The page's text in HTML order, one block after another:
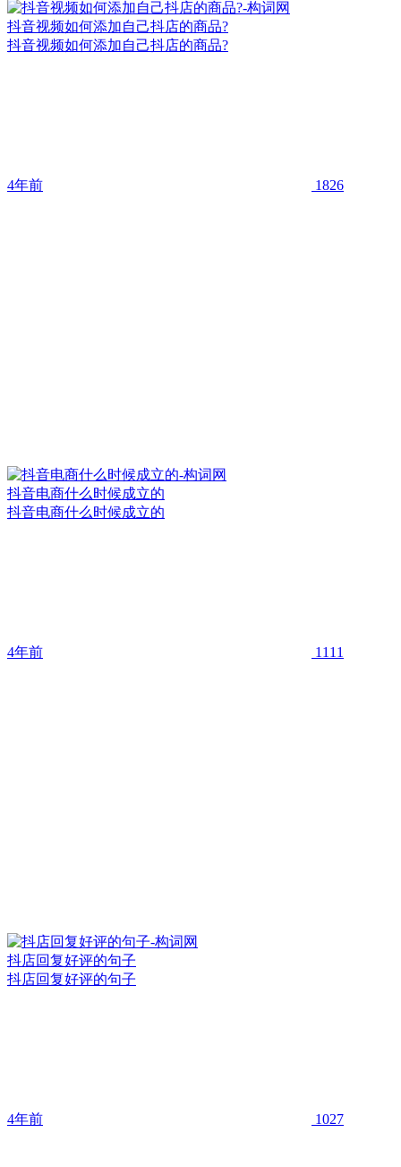
抖音视频如何添加自己抖店的商品?
抖音视频如何添加自己抖店的商品?
4年前 1826
抖音电商什么时候成立的
抖音电商什么时候成立的
4年前 1111
抖店回复好评的句子
抖店回复好评的句子
4年前 1027